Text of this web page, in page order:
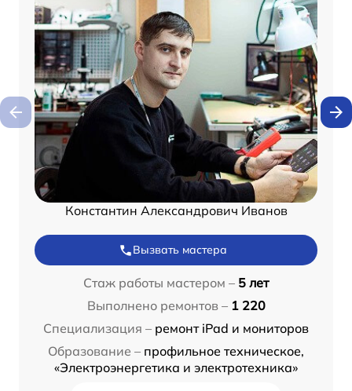
Константин Александрович Иванов
Вызвать мастера
Стаж работы мастером – 5 лет
Выполнено ремонтов – 1 220
Специализация – ремонт iPad и мониторов
Образование – профильное техническое,
«Электроэнергетика и электротехника»